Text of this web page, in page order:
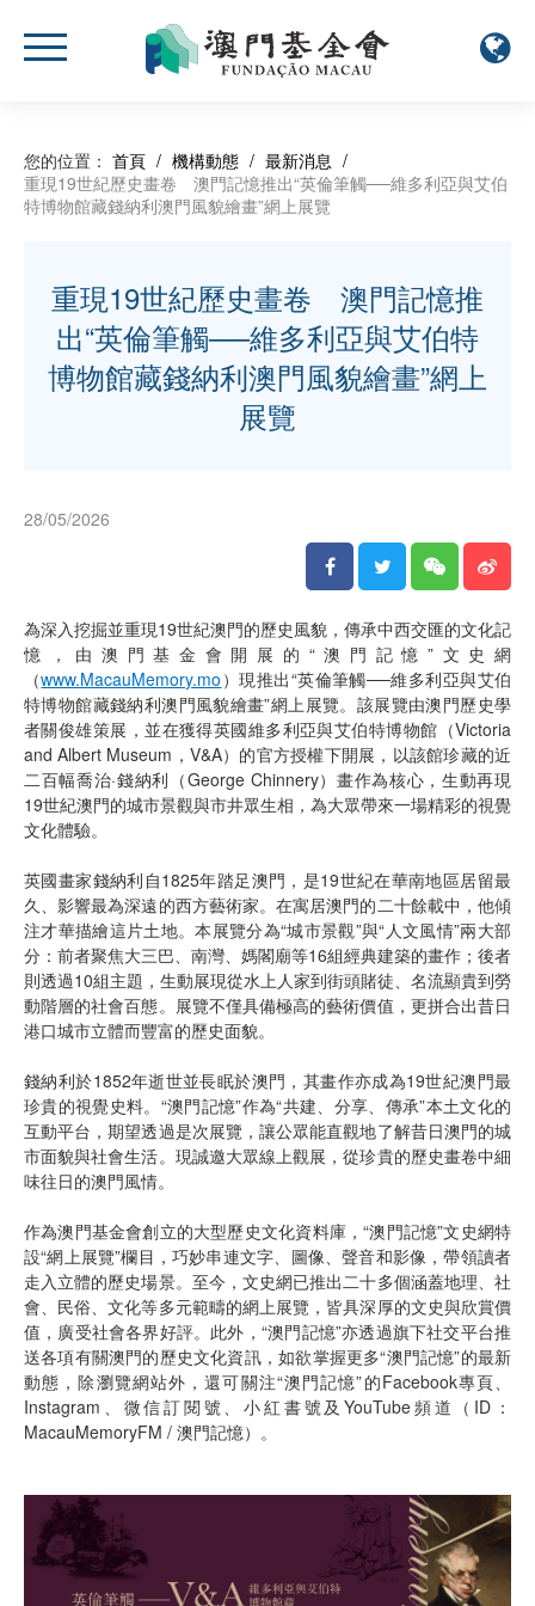
您的位置： 首頁 / 機構動態 / 最新消息 /
重現19世紀歷史畫卷 澳門記憶推出“英倫筆觸──維多利亞與艾伯
特博物館藏錢納利澳門風貌繪畫”網上展覽
重現19世紀歷史畫卷 澳門記憶推
出“英倫筆觸──維多利亞與艾伯特
博物館藏錢納利澳門風貌繪畫”網上
展覽
28/05/2026
為深入挖掘並重現19世紀澳門的歷史風貌，傳承中西交匯的文化記
憶，由澳門基金會開展的“澳門記憶”文史網
（www.MacauMemory.mo ）現推出“英倫筆觸──維多利亞與艾伯
特博物館藏錢納利澳門風貌繪畫”網上展覽。該展覽由澳門歷史學
者關俊雄策展，並在獲得英國維多利亞與艾伯特博物館（Victoria
and Albert Museum，V&A）的官方授權下開展，以該館珍藏的近
二百幅喬治·錢納利（George Chinnery）畫作為核心，生動再現
19世紀澳門的城市景觀與市井眾生相，為大眾帶來一場精彩的視覺
文化體驗。
英國畫家錢納利自1825年踏足澳門，是19世紀在華南地區居留最
久、影響最為深遠的西方藝術家。在寓居澳門的二十餘載中，他傾
注才華描繪這片土地。本展覽分為“城市景觀”與“人文風情”兩大部
分：前者聚焦大三巴、南灣、媽閣廟等16組經典建築的畫作；後者
則透過10組主題，生動展現從水上人家到街頭賭徒、名流顯貴到勞
動階層的社會百態。展覽不僅具備極高的藝術價值，更拼合出昔日
港口城市立體而豐富的歷史面貌。
錢納利於1852年逝世並長眠於澳門，其畫作亦成為19世紀澳門最
珍貴的視覺史料。“澳門記憶”作為“共建、分享、傳承”本土文化的
互動平台，期望透過是次展覽，讓公眾能直觀地了解昔日澳門的城
市面貌與社會生活。現誠邀大眾線上觀展，從珍貴的歷史畫卷中細
味往日的澳門風情。
作為澳門基金會創立的大型歷史文化資料庫，“澳門記憶”文史網特
設“網上展覽”欄目，巧妙串連文字、圖像、聲音和影像，帶領讀者
走入立體的歷史場景。至今，文史網已推出二十多個涵蓋地理、社
會、民俗、文化等多元範疇的網上展覽，皆具深厚的文史與欣賞價
值，廣受社會各界好評。此外，“澳門記憶”亦透過旗下社交平台推
送各項有關澳門的歷史文化資訊，如欲掌握更多“澳門記憶”的最新
動態，除瀏覽網站外，還可關注“澳門記憶”的Facebook專頁、
Instagram、微信訂閱號、小紅書號及YouTube頻道（ID：
MacauMemoryFM / 澳門記憶）。